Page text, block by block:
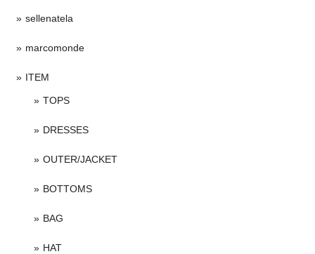
sellenatela
marcomonde
ITEM
TOPS
DRESSES
OUTER/JACKET
BOTTOMS
BAG
HAT